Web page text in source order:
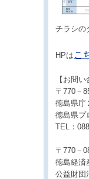
チラシの
HPは こ
【お問い
〒770－
徳島県庁
徳島県プ
TEL：
〒770－
徳島経済
公益財